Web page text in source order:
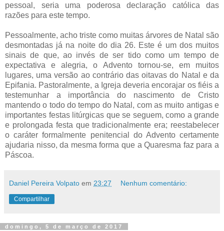
pessoal, seria uma poderosa declaração católica das
razões para este tempo.
Pessoalmente, acho triste como muitas árvores de Natal são
desmontadas já na noite do dia 26. Este é um dos muitos
sinais de que, ao invés de ser tido como um tempo de
expectativa e alegria, o Advento tornou-se, em muitos
lugares, uma versão ao contrário das oitavas do Natal e da
Epifania. Pastoralmente, a Igreja deveria encorajar os fiéis a
testemunhar a importância do nascimento de Cristo
mantendo o todo do tempo do Natal, com as muito antigas e
importantes festas litúrgicas que se seguem, como a grande
e prolongada festa que tradicionalmente era; reestabelecer
o caráter formalmente penitencial do Advento certamente
ajudaria nisso, da mesma forma que a Quaresma faz para a
Páscoa.
Daniel Pereira Volpato em 23:27 Nenhum comentário:
Compartilhar
domingo, 5 de março de 2017